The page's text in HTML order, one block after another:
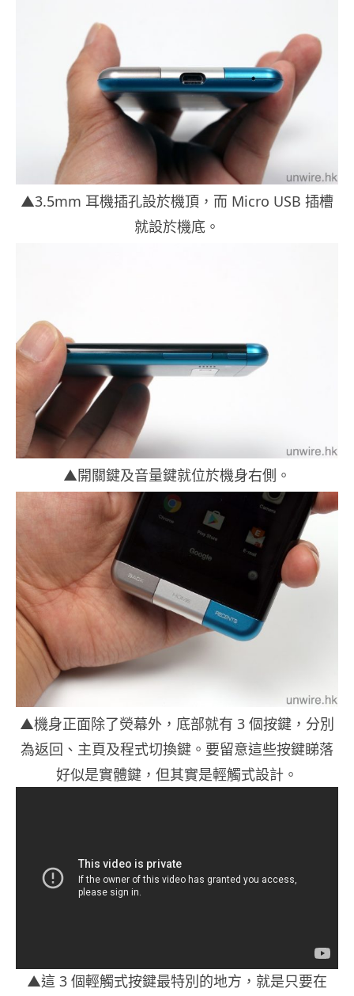
▲3.5mm 耳機插孔設於機頂，而 Micro USB 插槽
就設於機底。
▲開關鍵及音量鍵就位於機身右側。
▲機身正面除了熒幕外，底部就有 3 個按鍵，分別
為返回、主頁及程式切換鍵。要留意這些按鍵睇落
好似是實體鍵，但其實是輕觸式設計。
▲這 3 個輕觸式按鍵最特別的地方，就是只要在